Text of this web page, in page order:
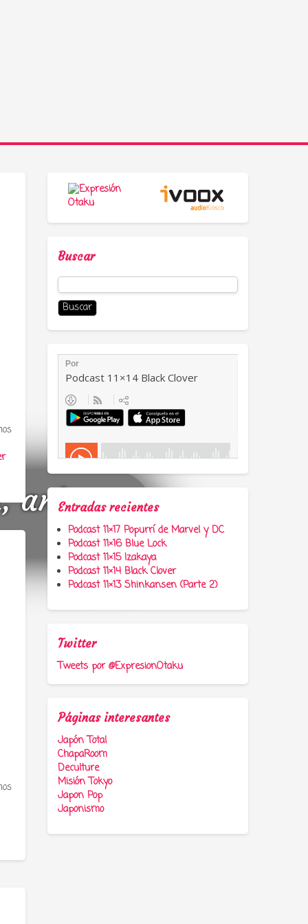
anime y
Buscar
Buscar:
Entradas recientes
Podcast 11×17 Popurrí de Marvel y DC
Podcast 11×16 Blue Lock
Podcast 11×15 Izakaya
Podcast 11×14 Black Clover
Podcast 11×13 Shinkansen (Parte 2)
Twitter
Tweets por @ExpresionOtaku
Páginas interesantes
Japón Total
ChapaRoom
Deculture
Misión Tokyo
Japon Pop
Japonismo